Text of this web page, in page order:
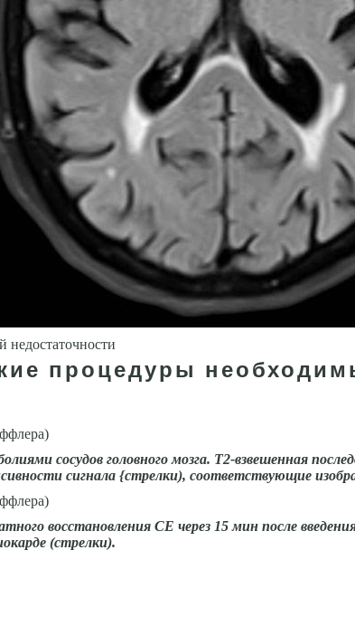
недостаточности
процедуры
сосудов головного мозга. Т2-взвешенная
сигнала {стрелки), соответствующие
восстанов­ления СЕ через 15 мин после
(стрелки).